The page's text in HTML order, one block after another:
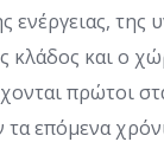
ενέργειας, της
κλάδος και ο
πρώτοι
τα επόμενα